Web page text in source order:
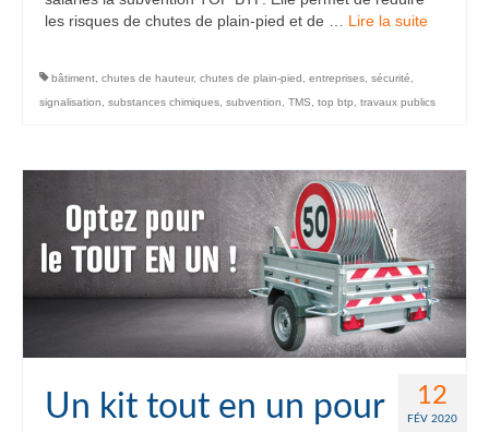
les risques de chutes de plain-pied et de … Lire la suite­­
bâtiment chutes de hauteur, chutes de plain-pied entreprises sécurité
signalisation
substances chimiques subvention TMS top btp travaux publics
12
FÉV 2020
Un kit tout en un pour